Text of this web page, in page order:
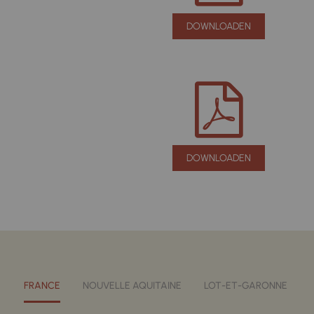
DOWNLOADEN
DOWNLOADEN
FRANCE NOUVELLE AQUITAINE LOT-ET-GARONNE